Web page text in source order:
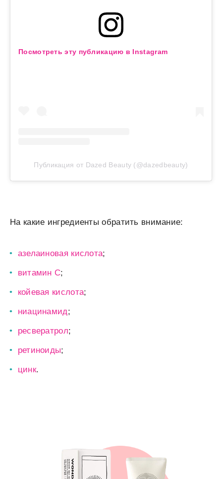
Посмотреть эту публикацию в Instagram
Публикация от Dazed Beauty (@dazedbeauty)
На какие ингредиенты обратить внимание:
азелаиновая кислота;
витамин C;
койевая кислота;
ниацинамид;
ресвератрол;
ретиноиды;
цинк.